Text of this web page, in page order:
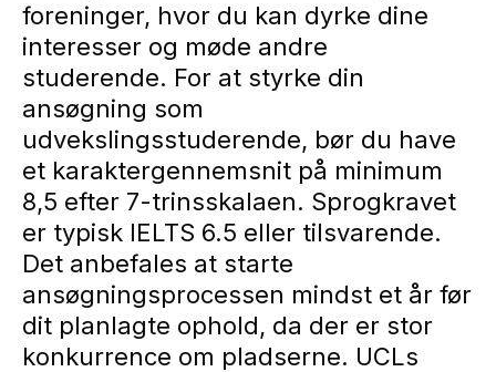
foreninger, hvor du kan dyrke dine
interesser og møde andre
studerende. For at styrke din
ansøgning som
udvekslingsstuderende, bør du have
et karaktergennemsnit på minimum
8,5 efter 7-trinsskalaen. Sprogkravet
er typisk IELTS 6.5 eller tilsvarende.
Det anbefales at starte
ansøgningsprocessen mindst et år før
dit planlagte ophold, da der er stor
konkurrence om pladserne. UCLs